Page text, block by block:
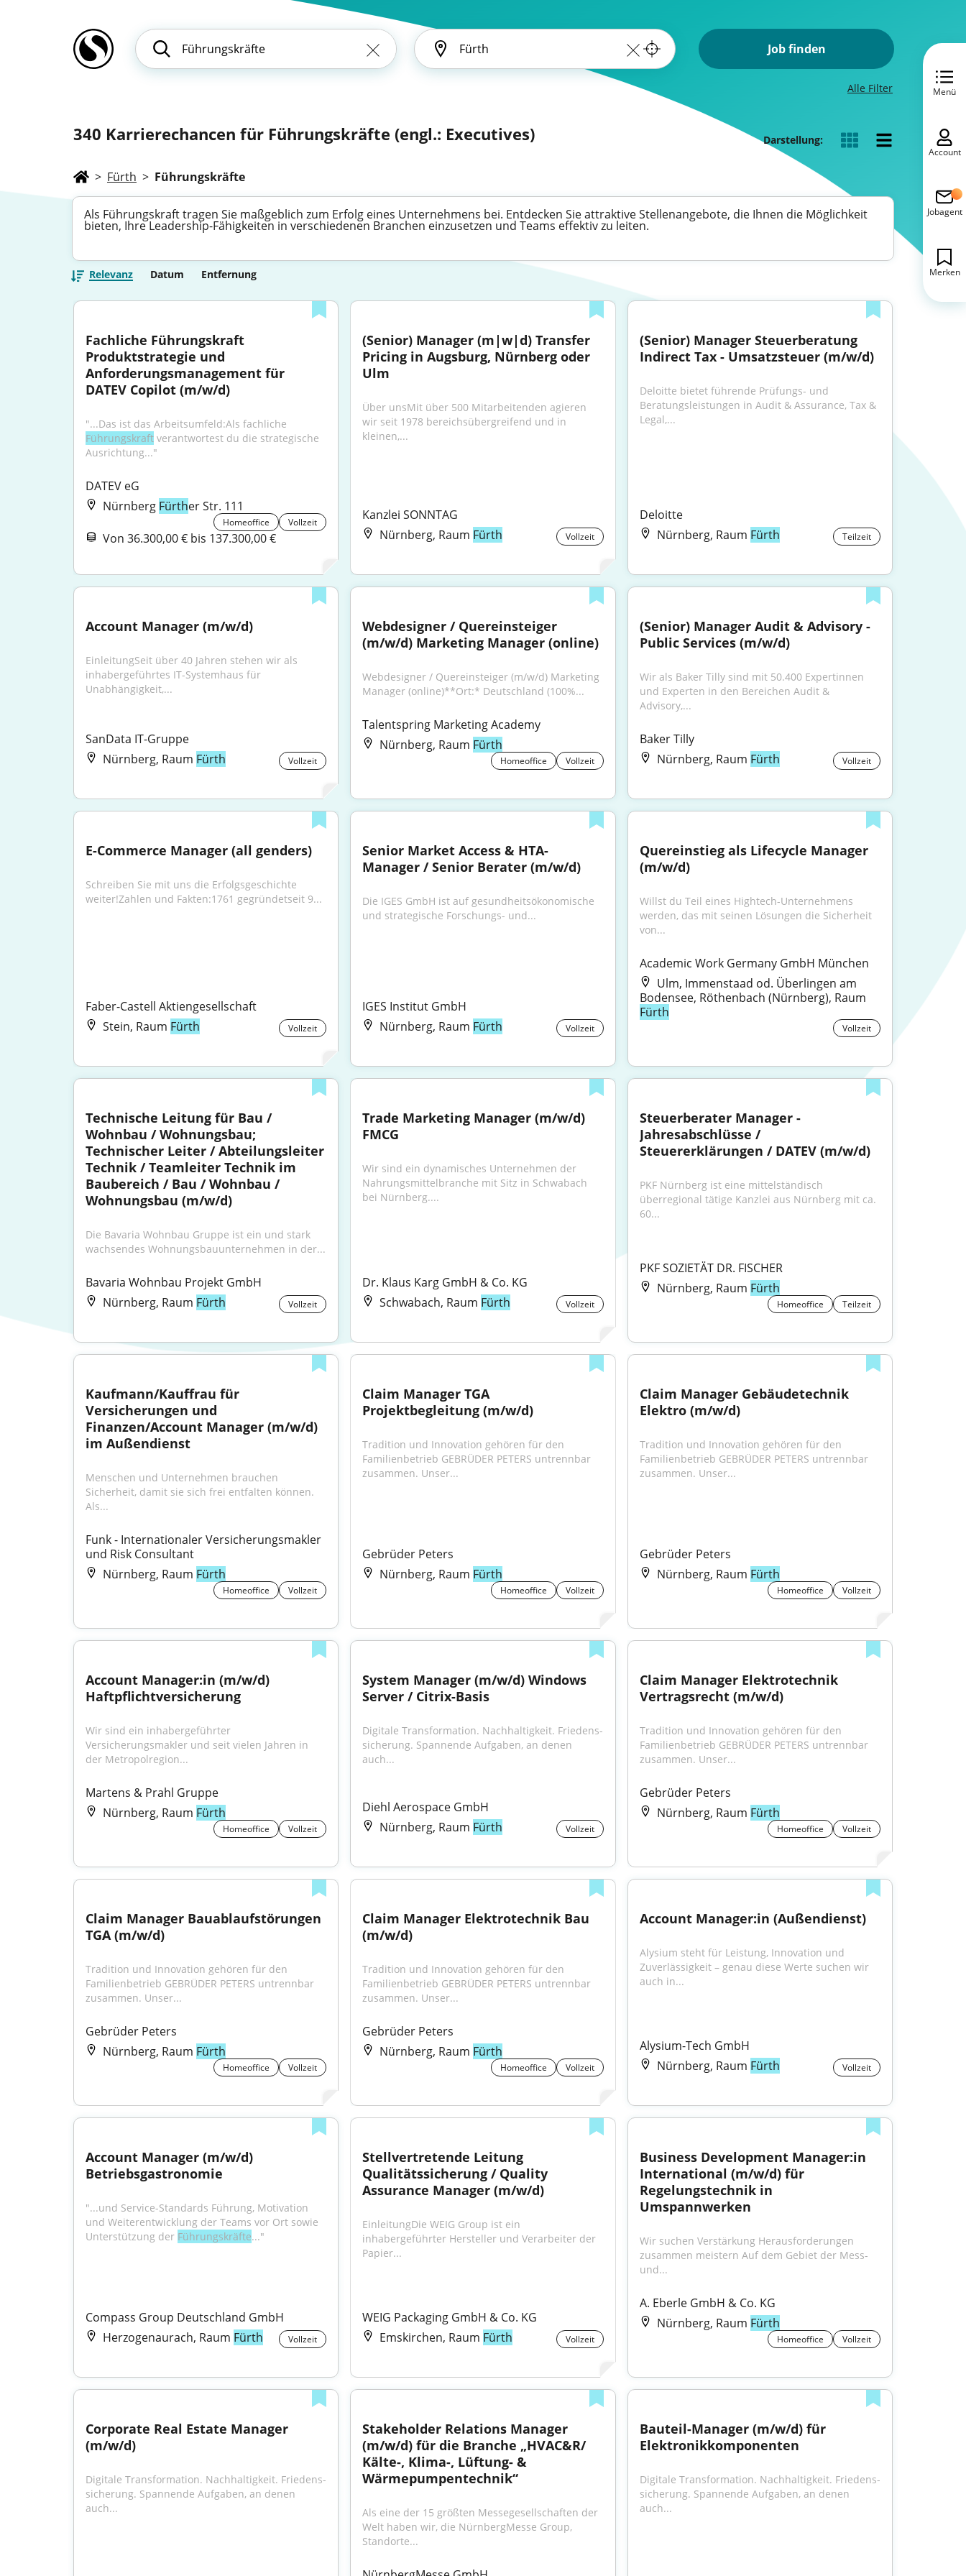
Job finden
Alle Filter
340 Karrierechancen für Führungskräfte (engl.: Executives) Darstellung:
> Fürth > Führungskräfte
Als Führungskraft tragen Sie maßgeblich zum Erfolg eines Unternehmens bei. Entdecken Sie attraktive Stellenangebote, die Ihnen die Möglichkeit
bieten, Ihre Leadership-Fähigkeiten in verschiedenen Branchen einzusetzen und Teams effektiv zu leiten.
Relevanz Datum Entfernung
Fachliche Führungskraft
Produktstrategie und
Anforderungsmanagement für
DATEV Copilot (m/w/d)
Führungskraft verantwortest du die strategische
Ausrichtung..."
DATEV eG
Nürnberg Fürther Str. 111
Homeoffice Vollzeit
Von 36.300,00 € bis 137.300,00 €
(Senior) Manager (m|w|d) Transfer
Pricing in Augsburg, Nürnberg oder
Ulm
Über unsMit über 500 Mitarbeitenden agieren
wir seit 1978 bereichsübergreifend und in
kleinen,...
Kanzlei SONNTAG
Nürnberg, Raum Fürth Vollzeit
(Senior) Manager Steuerberatung
Indirect Tax - Umsatzsteuer (m/w/d)
Deloitte bietet führende Prüfungs- und
Beratungsleistungen in Audit & Assurance, Tax &
Legal,...
Deloitte
Nürnberg, Raum Fürth Teilzeit
Account Manager (m/w/d)
EinleitungSeit über 40 Jahren stehen wir als
inhabergeführtes IT-Systemhaus für
Unabhängigkeit,...
SanData IT-Gruppe
Nürnberg, Raum Fürth Vollzeit
Webdesigner / Quereinsteiger
(m/w/d) Marketing Manager (online)
Webdesigner / Quereinsteiger (m/w/d) Marketing
Manager (online)**Ort:* Deutschland (100%...
Talentspring Marketing Academy
Nürnberg, Raum Fürth
Homeoffice Vollzeit
(Senior) Manager Audit & Advisory -
Public Services (m/w/d)
Wir als Baker Tilly sind mit 50.400 Expertinnen
und Experten in den Bereichen Audit &
Advisory,...
Baker Tilly
Nürnberg, Raum Fürth Vollzeit
E-Commerce Manager (all genders)
Schreiben Sie mit uns die Erfolgsgeschichte
weiter!Zahlen und Fakten:1761 gegründetseit 9...
Faber-Castell Aktiengesellschaft
Stein, Raum Fürth Vollzeit
Senior Market Access & HTA-
Manager / Senior Berater (m/w/d)
Die IGES GmbH ist auf gesundheitsökonomische
und strategische Forschungs- und...
IGES Institut GmbH
Nürnberg, Raum Fürth Vollzeit
Quereinstieg als Lifecycle Manager
(m/w/d)
Willst du Teil eines Hightech-Unternehmens
werden, das mit seinen Lösungen die Sicherheit
von...
Academic Work Germany GmbH München
Ulm, Immenstaad od. Überlingen am
Bodensee, Röthenbach (Nürnberg), Raum
Fürth
Vollzeit
Technische Leitung für Bau /
Wohnbau / Wohnungsbau;
Technischer Leiter / Abteilungsleiter
Technik / Teamleiter Technik im
Baubereich / Bau / Wohnbau /
Wohnungsbau (m/w/d)
Die Bavaria Wohnbau Gruppe ist ein und stark
wachsendes Wohnungsbauunternehmen in der...
Bavaria Wohnbau Projekt GmbH
Nürnberg, Raum Fürth Vollzeit
Trade Marketing Manager (m/w/d)
FMCG
Wir sind ein dynamisches Unternehmen der
Nahrungsmittelbranche mit Sitz in Schwabach
bei Nürnberg....
Dr. Klaus Karg GmbH & Co. KG
Schwabach, Raum Fürth Vollzeit
Steuerberater Manager -
Jahresabschlüsse /
Steuererklärungen / DATEV (m/w/d)
PKF Nürnberg ist eine mittelständisch
überregional tätige Kanzlei aus Nürnberg mit ca.
60...
PKF SOZIETÄT DR. FISCHER
Nürnberg, Raum Fürth
Homeoffice Teilzeit
Kaufmann/Kauffrau für
Versicherungen und
Finanzen/Account Manager (m/w/d)
im Außendienst
Menschen und Unternehmen brauchen
Sicherheit, damit sie sich frei entfalten können.
Als...
Funk - Internationaler Versicherungsmakler
und Risk Consultant
Nürnberg, Raum Fürth
Homeoffice Vollzeit
Claim Manager TGA
Projektbegleitung (m/w/d)
Tradition und Innovation gehören für den
Familienbetrieb GEBRÜDER PETERS untrennbar
zusammen. Unser...
Gebrüder Peters
Nürnberg, Raum Fürth
Homeoffice Vollzeit
Claim Manager Gebäudetechnik
Elektro (m/w/d)
Tradition und Innovation gehören für den
Familienbetrieb GEBRÜDER PETERS untrennbar
zusammen. Unser...
Gebrüder Peters
Nürnberg, Raum Fürth
Homeoffice Vollzeit
Account Manager:in (m/w/d)
Haftpflichtversicherung
Wir sind ein inhabergeführter
Versicherungsmakler und seit vielen Jahren in
der Metropolregion...
Martens & Prahl Gruppe
Nürnberg, Raum Fürth
Homeoffice Vollzeit
System Manager (m/w/d) Windows
Server / Citrix-Basis
Digitale Trans­formation. Nach­haltig­keit. Friedens­
sicherung. Spannende Aufgaben, an denen
auch...
Diehl Aerospace GmbH
Nürnberg, Raum Fürth Vollzeit
Claim Manager Elektrotechnik
Vertragsrecht (m/w/d)
Tradition und Innovation gehören für den
Familienbetrieb GEBRÜDER PETERS untrennbar
zusammen. Unser...
Gebrüder Peters
Nürnberg, Raum Fürth
Homeoffice Vollzeit
Claim Manager Bauablaufstörungen
TGA (m/w/d)
Tradition und Innovation gehören für den
Familienbetrieb GEBRÜDER PETERS untrennbar
zusammen. Unser...
Gebrüder Peters
Nürnberg, Raum Fürth
Homeoffice Vollzeit
Claim Manager Elektrotechnik Bau
(m/w/d)
Tradition und Innovation gehören für den
Familienbetrieb GEBRÜDER PETERS untrennbar
zusammen. Unser...
Gebrüder Peters
Nürnberg, Raum Fürth
Homeoffice Vollzeit
Account Manager:in (Außendienst)
Alysium steht für Leistung, Innovation und
Zuverlässigkeit – genau diese Werte suchen wir
auch in...
Alysium-Tech GmbH
Nürnberg, Raum Fürth Vollzeit
Account Manager (m/w/d)
Betriebsgastronomie
"...und Service-Standards Führung, Motivation
und Weiterentwicklung der Teams vor Ort sowie
Unterstützung der Führungskräfte..."
Compass Group Deutschland GmbH
Herzogenaurach, Raum Fürth Vollzeit
Stellvertretende Leitung
Qualitätssicherung / Quality
Assurance Manager (m/w/d)
EinleitungDie WEIG Group ist ein
inhabergeführter Hersteller und Verarbeiter der
Papier...
WEIG Packaging GmbH & Co. KG
Emskirchen, Raum Fürth Vollzeit
Business Development Manager:in
International (m/w/d) für
Regelungstechnik in
Umspannwerken
Wir suchen Verstärkung Herausforderungen
zusammen meistern Auf dem Gebiet der Mess-
und...
A. Eberle GmbH & Co. KG
Nürnberg, Raum Fürth
Homeoffice Vollzeit
Corporate Real Estate Manager
(m/w/d)
Digitale Trans­formation. Nach­haltig­keit. Friedens­
sicherung. Spannende Aufgaben, an denen
auch...
Stakeholder Relations Manager
(m/w/d) für die Branche „HVAC&R/
Kälte-, Klima-, Lüftung- &
Wärmepumpentechnik“
Als eine der 15 größten Messegesellschaften der
Welt haben wir, die NürnbergMesse Group,
Standorte...
Bauteil-Manager (m/w/d) für
Elektronikkomponenten
Digitale Trans­formation. Nach­haltig­keit. Friedens­
sicherung. Spannende Aufgaben, an denen
auch...
Menü
Account
Jobagent
Merken